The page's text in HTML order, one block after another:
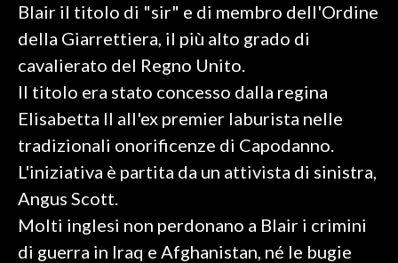
MOTORI
TENNIS
ALTRI SPORT
CULTURA
SPETTACOLI
GOSSIP
Blair il titolo di "sir" e di membro dell'Ordine
della Giarrettiera, il più alto grado di
cavalierato del Regno Unito.
Il titolo era stato concesso dalla regina
Elisabetta II all'ex premier laburista nelle
tradizionali onorificenze di Capodanno.
L'iniziativa è partita da un attivista di sinistra,
Angus Scott.
Molti inglesi non perdonano a Blair i crimini
di guerra in Iraq e Afghanistan, né le bugie